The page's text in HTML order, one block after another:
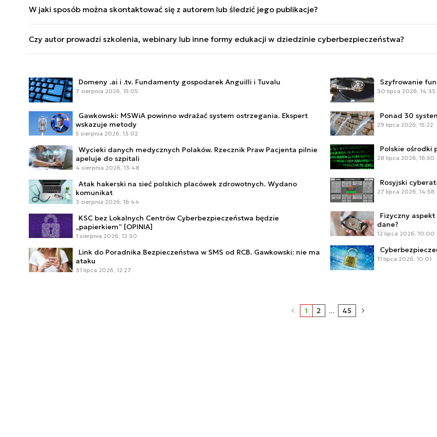
dotyczyły setek tysięcy polskich kont.
W jaki sposób można skontaktować się z autorem lub śledzić jego publikacje?
Czy autor prowadzi szkolenia, webinary lub inne formy edukacji w dziedzinie cyberbezpieczeństwa?
Domeny .ai i .tv. Fundamenty gospodarek Anguilli i Tuvalu
7 sierpnia 2026, 15:05
Gawkowski: MSWiA powinno wdrażać system ostrzegania. Ekspert
wskazuje metody
5 sierpnia 2026, 13:02
Wycieki danych medycznych Polaków. Rzecznik Praw Pacjenta pilnie
apeluje do szpitali
4 sierpnia 2026, 13:48
Atak hakerski na sieć polskich placówek zdrowotnych. Wydano
komunikat
3 sierpnia 2026, 16:44
KSC bez Lokalnych Centrów Cyberbezpieczeństwa będzie
„papierkiem” [OPINIA]
1 sierpnia 2026, 12:30
Link do Poradnika Bezpieczeństwa w SMS od RCB. Gawkowski: nie ma
ataku
31 lipca 2026, 12:27
Szyfrowanie
30 lipca 2026, 14:35
Ponad 30
29 lipca 2026, 15:22
Polskie ośrodki
28 lipca 2026, 16:50
Rosyjski
27 lipca 2026, 14:58
Fizyczny
dane?
12 lipca 2026, 10:00
11 lipca 2026, 10:01
1 2 ... 45